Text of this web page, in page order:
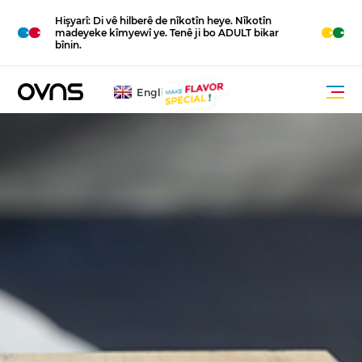
R E
Hişyarî: Di vê hilberê de nîkotîn heye. Nîkotîn
madeyeke kîmyewî ye. Tenê ji bo ADULT bikar
bînin.
English